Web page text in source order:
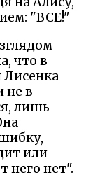
"ВСЕ!"
что в
не в
лишь
или
него нет".